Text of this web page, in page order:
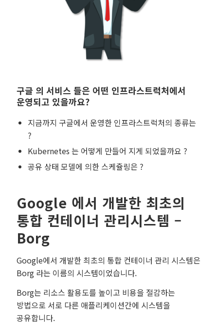
구글 의 서비스 들은 어떤 인프라스트럭처에서
운영되고 있을까요?
지금까지 구글에서 운영한 인프라스트럭처의 종류는
?
Kubernetes 는 어떻게 만들어 지게 되었을까요 ?
공유 상태 모델에 의한 스케쥴링은 ?
Google 에서 개발한 최초의
통합 컨테이너 관리시스템 –
Borg
Google에서 개발한 최초의 통합 컨테이너 관리 시스템은
Borg 라는 이름의 시스템이었습니다.
Borg는 리소스 활용도를 높이고 비용을 절감하는
방법으로 서로 다른 애플리케이션간에 시스템을
공유합니다.